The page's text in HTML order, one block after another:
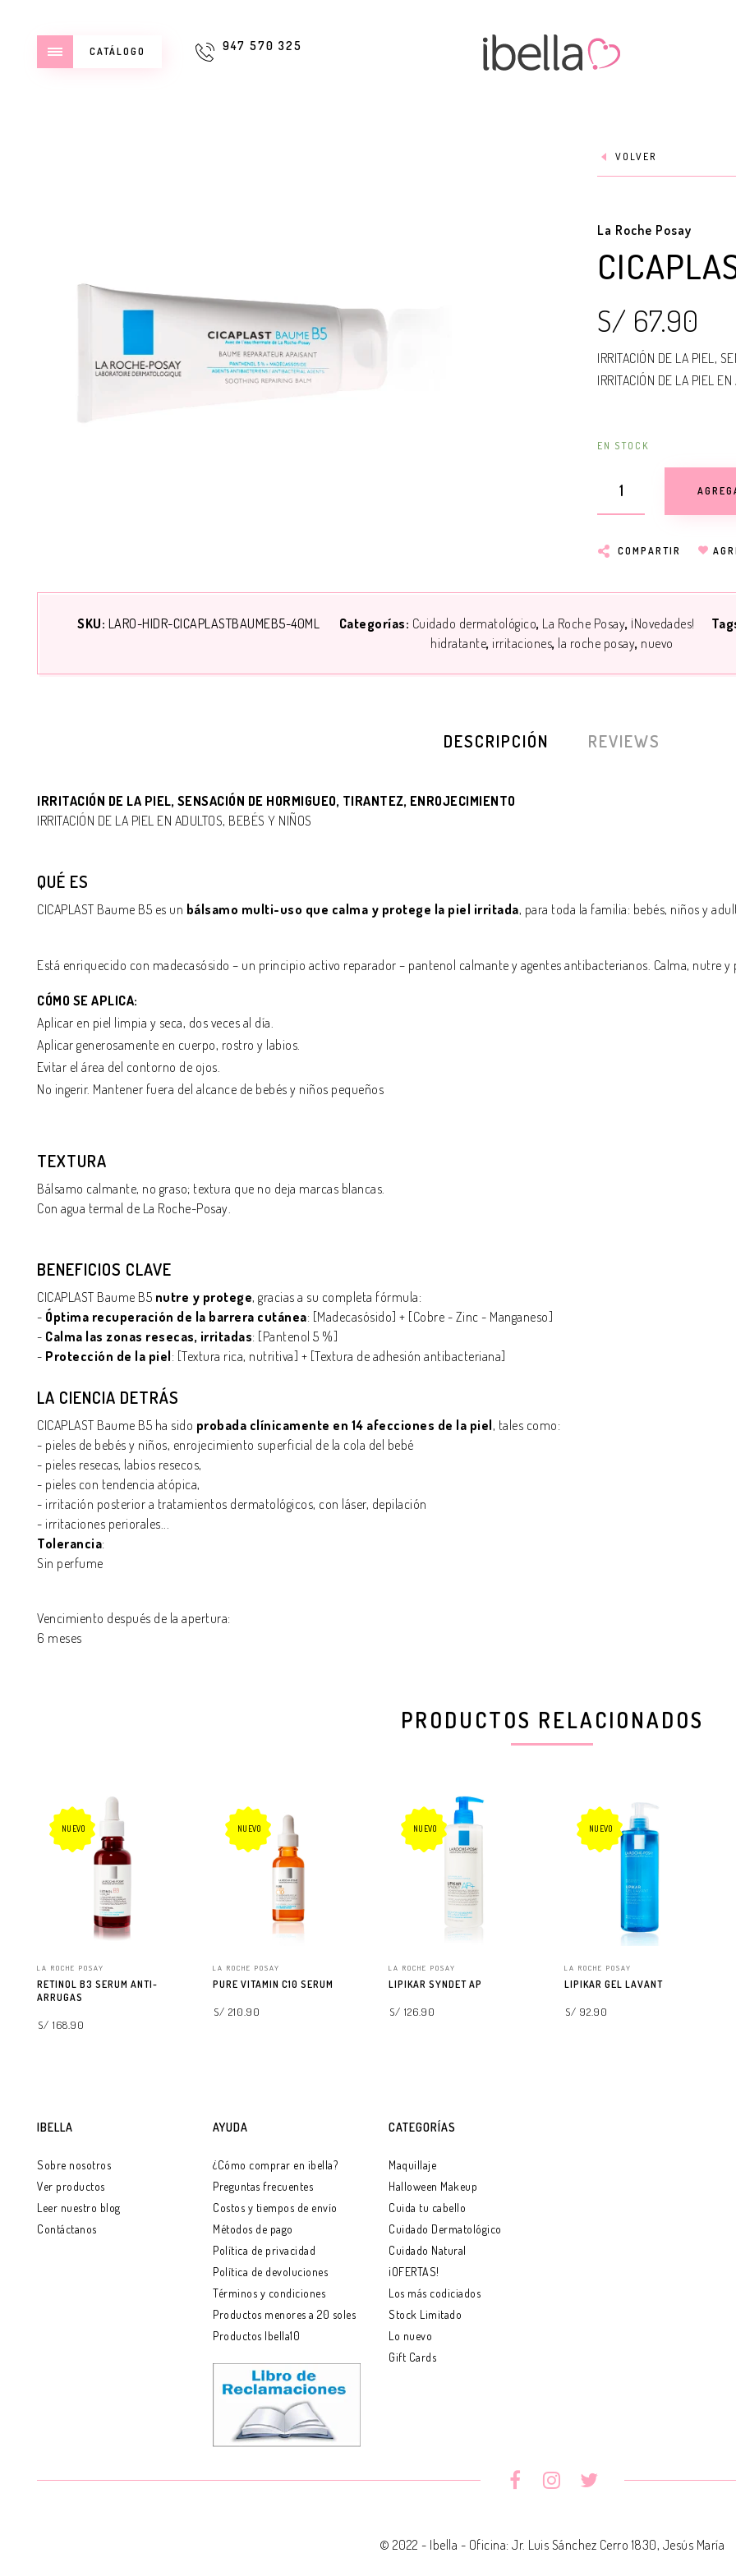
CATÁLOGO 947 570 325
VOLVER
La Roche Posay
S/ 67.90
IRRITACIÓN DE LA PIEL,
IRRITACIÓN DE LA PIEL
EN STOCK
COMPARTIR
SKU: LARO-HIDR-CICAPLASTBAUMEB5-40ML Categorías: Cuidado dermatológico La Roche Posay ¡Novedades!
hidratante irritaciones la roche posay nuevo
DESCRIPCIÓN REVIEWS
IRRITACIÓN DE LA PIEL, SENSACIÓN DE HORMIGUEO, TIRANTEZ, ENROJECIMIENTO
IRRITACIÓN DE LA PIEL EN ADULTOS, BEBÉS Y NIÑOS
QUÉ ES
CICAPLAST Baume B5 es un bálsamo multi-uso que calma y protege la piel irritada, para toda la familia: bebés, niños y
Está enriquecido con madecasósido – un principio activo reparador – pantenol calmante y agentes antibacterianos. Calma, nutre
CÓMO SE APLICA:
Aplicar en piel limpia y seca, dos veces al día.
Aplicar generosamente en cuerpo, rostro y labios.
Evitar el área del contorno de ojos.
No ingerir. Mantener fuera del alcance de bebés y niños pequeños
TEXTURA
Bálsamo calmante, no graso; textura que no deja marcas blancas.
Con agua termal de La Roche-Posay.
BENEFICIOS CLAVE
CICAPLAST Baume B5 nutre y protege, gracias a su completa fórmula:
- Óptima recuperación de la barrera cutánea: [Madecasósido] + [Cobre - Zinc - Manganeso]
- Calma las zonas resecas, irritadas: [Pantenol 5 %]
- Protección de la piel: [Textura rica, nutritiva] + [Textura de adhesión antibacteriana]
LA CIENCIA DETRÁS
CICAPLAST Baume B5 ha sido probada clínicamente en 14 afecciones de la piel, tales como:
- pieles de bebés y niños, enrojecimiento superficial de la cola del bebé
- pieles resecas, labios resecos,
- pieles con tendencia atópica,
- irritación posterior a tratamientos dermatológicos, con láser, depilación
- irritaciones periorales...
Tolerancia:
Sin perfume
Vencimiento después de la apertura:
6 meses
PRODUCTOS RELACIONADOS
NUEVO
LA ROCHE POSAY
RETINOL B3 SERUM ANTI-
ARRUGAS
S/ 168.90
NUEVO
LA ROCHE POSAY
PURE VITAMIN C10 SERUM
S/ 210.90
NUEVO
LA ROCHE POSAY
LIPIKAR SYNDET AP
S/ 126.90
NUEVO
LA ROCHE POSAY
LIPIKAR GEL LAVANT
S/ 92.90
IBELLA
Sobre nosotros
Ver productos
Leer nuestro blog
Contáctanos
AYUDA
¿Cómo comprar en ibella?
Preguntas frecuentes
Costos y tiempos de envío
Métodos de pago
Política de privacidad
Política de devoluciones
Términos y condiciones
Productos menores a 20 soles
Productos Ibella10
CATEGORÍAS
Maquillaje
Halloween Makeup
Cuida tu cabello
Cuidado Dermatológico
Cuidado Natural
¡OFERTAS!
Los más codiciados
Stock Limitado
Lo nuevo
Gift Cards
© 2022 - Ibella - Oficina: Jr. Luis Sánchez Cerro 1830, Jesús María